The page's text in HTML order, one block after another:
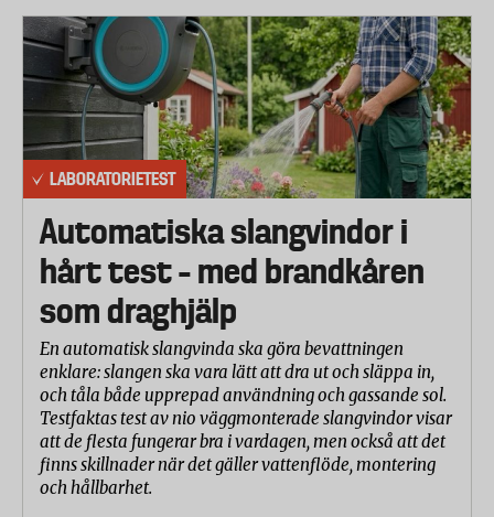
gå sönder eller få bestående deformationer. För
vissa användningsområden är kravet på
hållfastheten 420 N.
Grepp på is
Stavarna skall inte tappa greppet när dessa vinklas
från vertikalt till 40 graders lutning, och under en
belastning på 100 N.
Handledsremmar
Enligt standarden ska handledsremmarna klara av
en kraft på 350 N, vilket alla klarade.
Ergonomi och användarvänlighet
En expertpanel bedömde följande:
Grepp: Material, form/ergonomi och komfort
Handledsrem: Bredd, vaddering, komfort,
LABORATORIETEST
Automatiska slangvindor i
hårt test – med brandkåren
som draghjälp
En automatisk slangvinda ska göra bevattningen
enklare: slangen ska vara lätt att dra ut och släppa in,
och tåla både upprepad användning och gassande sol.
Testfaktas test av nio väggmonterade slangvindor visar
att de flesta fungerar bra i vardagen, men också att det
finns skillnader när det gäller vattenflöde, montering
och hållbarhet.